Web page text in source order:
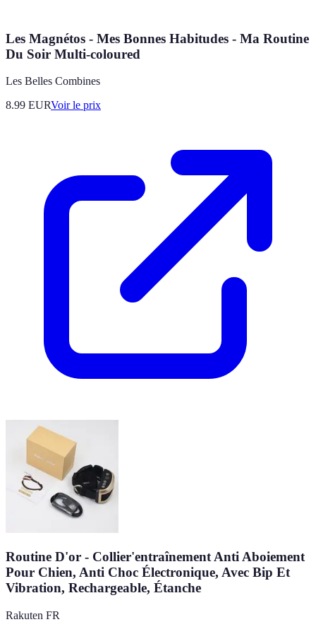
Les Magnétos - Mes Bonnes Habitudes - Ma Routine
Du Soir Multi-coloured
Les Belles Combines
8.99 EURVoir le prix
Routine D'or - Collier'entraînement Anti Aboiement
Pour Chien, Anti Choc Électronique, Avec Bip Et
Vibration, Rechargeable, Étanche
Rakuten FR